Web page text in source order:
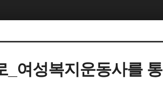
_여성복지운동사를 통